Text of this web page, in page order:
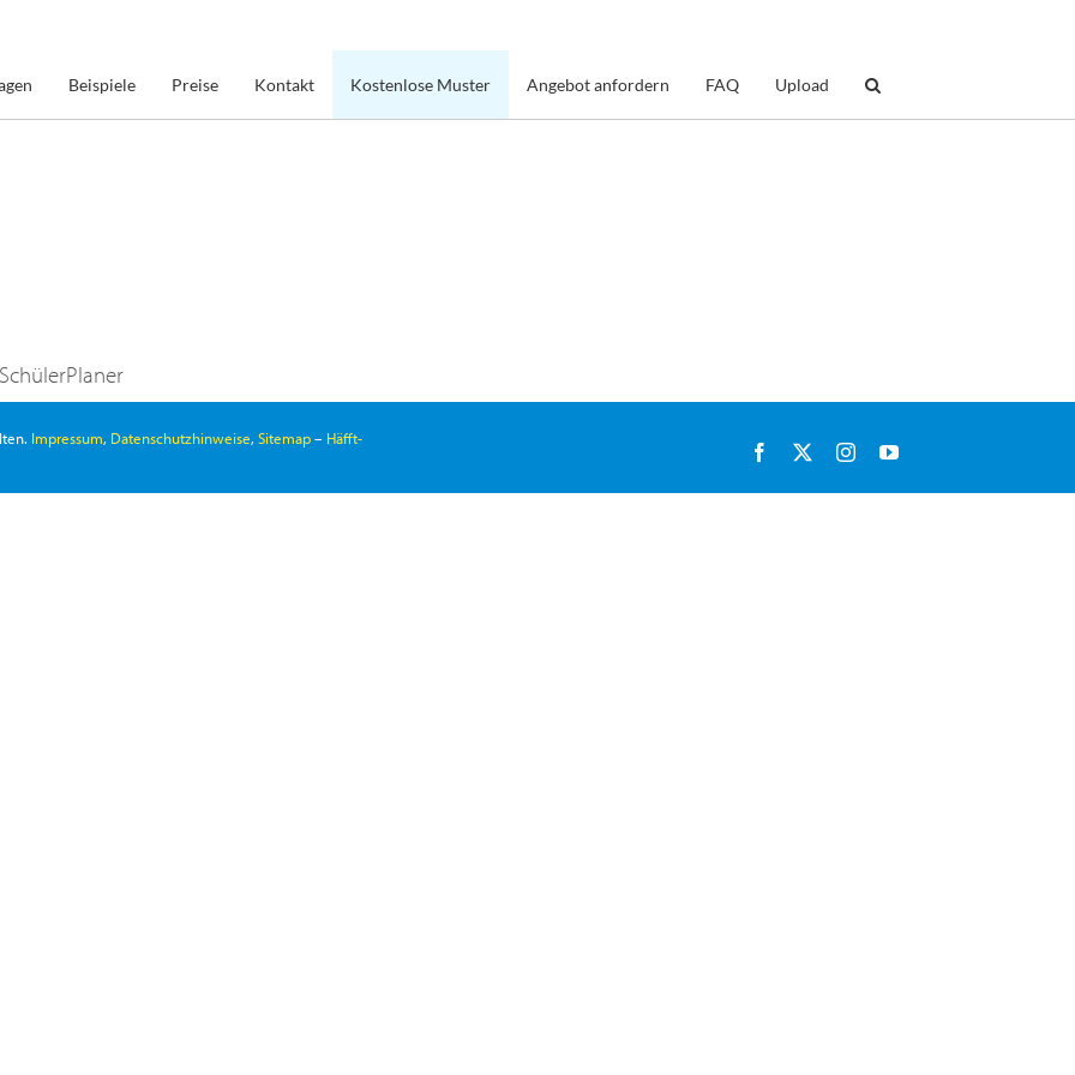
Beispiele Preise Kontakt Kostenlose Muster Angebot anfordern FAQ Upload
Impressum, Datenschutzhinweise,Sitemap– Häfft-
Facebook InstagramYouTube